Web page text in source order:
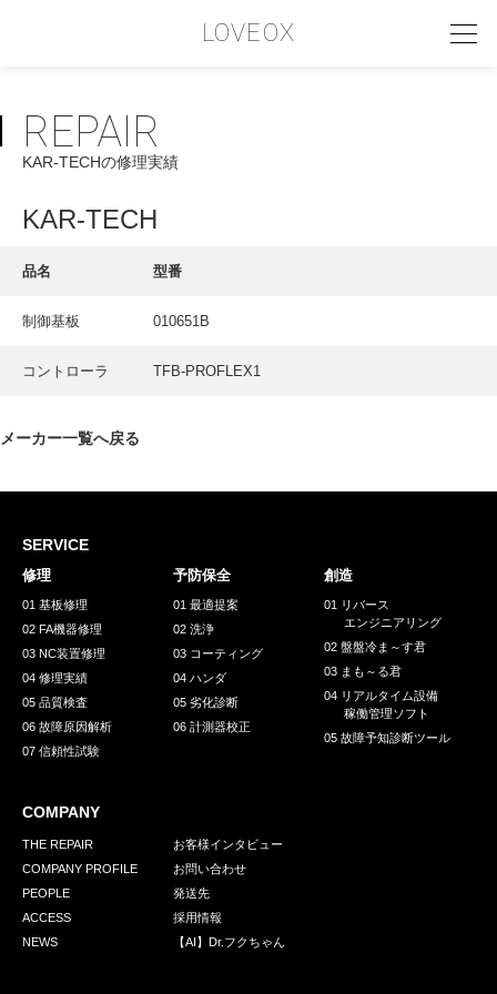
LOVEOX
PHILOSOPHY
フィロソフィー
COMPANY PROFILE
INTERVIEW
GREEN CHALLENGE
環境への取り組み
お問い合わせ 発送先
REPAIR
KAR-TECHの修理実績
KAR-TECH
品名 型番
制御基板 010651B
コントローラ TFB-PROFLEX1
メーカー一覧へ戻る
SERVICE
修理
01 基板修理
02 FA機器修理
03 NC装置修理
04 修理実績
05 品質検査
06 故障原因解析
07 信頼性試験
予防保全
01 最適提案
02 洗浄
03 コーティング
04 ハンダ
05 劣化診断
06 計測器校正
創造
01 リバース
エンジニアリング
02 盤盤冷ま～す君
03 まも～る君
04 リアルタイム設備
稼働管理ソフト
05 故障予知診断ツール
COMPANY
THE REPAIR
COMPANY PROFILE
PEOPLE
ACCESS
NEWS
お客様インタビュー
お問い合わせ
発送先
採用情報
【AI】Dr.フクちゃん